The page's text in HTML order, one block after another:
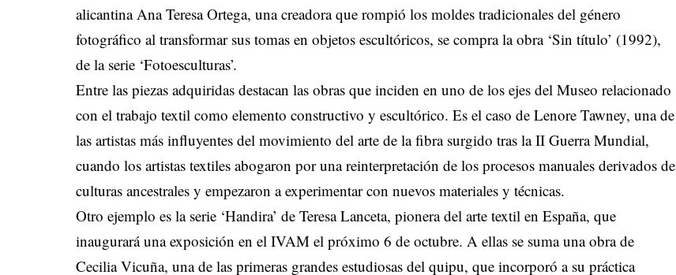
alicantina Ana Teresa Ortega, una creadora que rompió los moldes tradicionales del género
fotográfico al transformar sus tomas en objetos escultóricos, se compra la obra ‘Sin título’ (1992),
de la serie ‘Fotoesculturas’.
Entre las piezas adquiridas destacan las obras que inciden en uno de los ejes del Museo relacionado
con el trabajo textil como elemento constructivo y escultórico. Es el caso de Lenore Tawney, una de
las artistas más influyentes del movimiento del arte de la fibra surgido tras la II Guerra Mundial,
cuando los artistas textiles abogaron por una reinterpretación de los procesos manuales derivados de
culturas ancestrales y empezaron a experimentar con nuevos materiales y técnicas.
Otro ejemplo es la serie ‘Handira’ de Teresa Lanceta, pionera del arte textil en España, que
inaugurará una exposición en el IVAM el próximo 6 de octubre. A ellas se suma una obra de
Cecilia Vicuña, una de las primeras grandes estudiosas del quipu, que incorporó a su práctica